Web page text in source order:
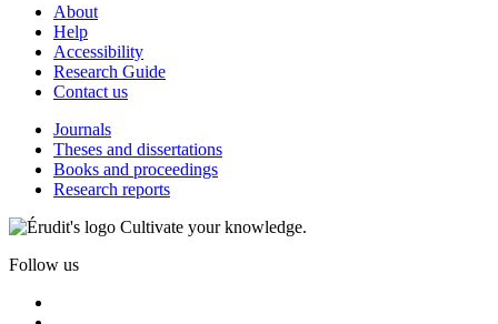
About
Help
Accessibility
Research Guide
Contact us
Journals
Theses and dissertations
Books and proceedings
Research reports
Cultivate your knowledge.
Follow us